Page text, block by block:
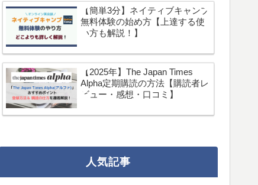
【簡単3分】ネイティブキャンプ
無料体験の始め方【上達する使
い方も解説！】
【2025年】The Japan Times
Alpha定期購読の方法【購読者レ
ビュー・感想・口コミ】
人気記事